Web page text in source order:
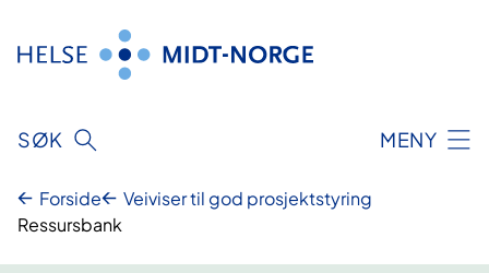
innhold
SØK MENY
Forside
Veiviser til god prosjektstyring
Ressursbank